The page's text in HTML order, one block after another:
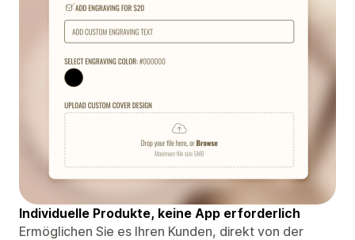
Individuelle Produkte, keine App erforderlich
Ermöglichen Sie es Ihren Kunden, direkt von der